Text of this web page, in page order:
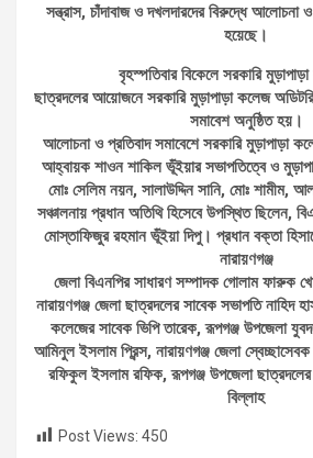
সন্ত্রাস, চাঁদাবাজ ও দখলদারদের বিরুদ্ধে আলোচনা
হয়েছে।
বৃহস্পতিবার বিকেলে সরকারি
ছাত্রদলের আয়োজনে সরকারি মুড়াপাড়া কলেজ
সমাবেশ অনুষ্ঠিত হয়।
আলোচনা ও প্রতিবাদ সমাবেশে সরকারি মুড়াপাড়া
আহ্বায়ক শাওন শাকিল ভূঁইয়ার সভাপতিত্বে ও
মোঃ সেলিম নয়ন, সালাউদ্দিন সানি, মোঃ শামীম,
সঞ্চালনায় প্রধান অতিথি হিসেবে উপস্থিত ছিলেন,
মোস্তাফিজুর রহমান ভূঁইয়া দিপু। প্রধান বক্তা
নারায়ণগঞ্জ
জেলা বিএনপির সাধারণ সম্পাদক গোলাম ফারুক
নারায়ণগঞ্জ জেলা ছাত্রদলের সাবেক সভাপতি নাহিদ
কলেজের সাবেক ভিপি তারেক, রূপগঞ্জ উপজেলা
আমিনুল ইসলাম প্রিন্স, নারায়ণগঞ্জ জেলা
রফিকুল ইসলাম রফিক, রূপগঞ্জ উপজেলা
বিল্লাহ
Post Views: 450